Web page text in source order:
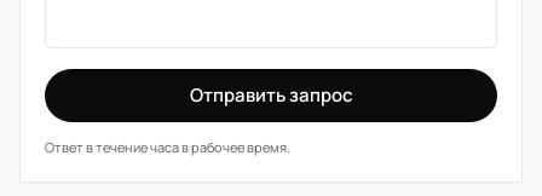
Отправить запрос
Ответ в течение часа в рабочее время.